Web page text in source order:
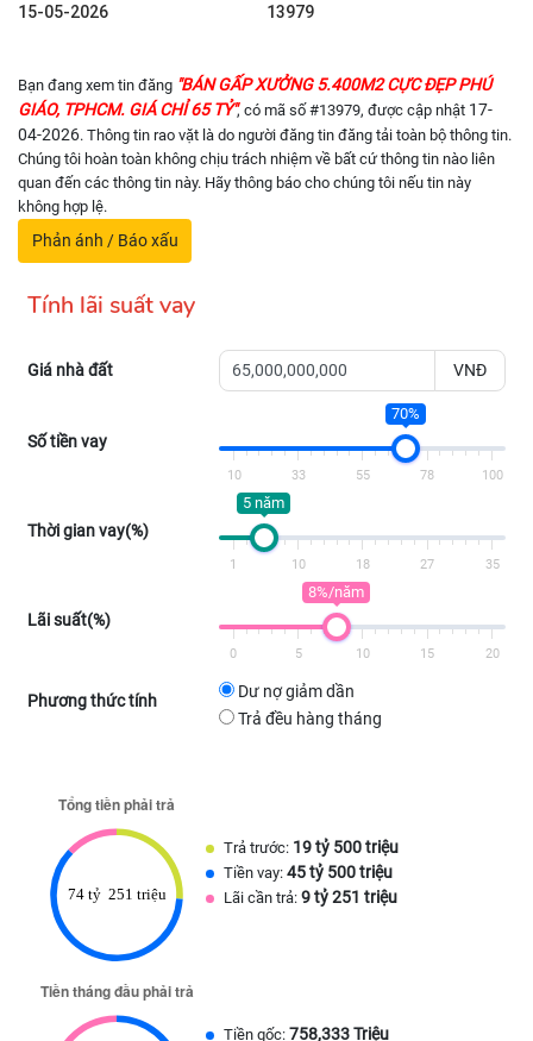
15-05-2026 13979
Bạn đang xem tin đăng "BÁN GẤP XƯỞNG 5.400M2 CỰC ĐẸP PHÚ
GIÁO, TPHCM. GIÁ CHỈ 65 TỶ", có mã số #13979, được cập nhật 17-
04-2026. Thông tin rao vặt là do người đăng tin đăng tải toàn bộ thông tin.
Chúng tôi hoàn toàn không chịu trách nhiệm về bất cứ thông tin nào liên
quan đến các thông tin này. Hãy thông báo cho chúng tôi nếu tin này
không hợp lệ.
Phản ánh / Báo xấu
Tính lãi suất vay
Giá nhà đất VNĐ
Số tiền vay
70%
10 33 55 78 100
Thời gian vay(%)
5 năm
1 10 18 27 35
Lãi suất(%)
8%/năm
0 5 10 15 20
Phương thức tính
Dư nợ giảm dần
Trả đều hàng tháng
Trả trước: 19 tỷ 500 triệu
Tiền vay: 45 tỷ 500 triệu
Lãi cần trả: 9 tỷ 251 triệu
Tiền gốc: 758,333 Triệu